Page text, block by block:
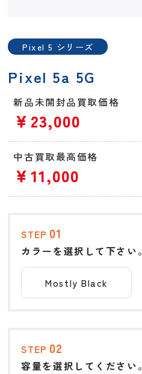
Pixel 5 シリーズ
Pixel 5a 5G
新品未開封品買取価格
￥23,000
中古買取最高価格
￥11,000
STEP 01
カラーを選択して下さい。
Mostly Black
STEP 02
容量を選択してください。